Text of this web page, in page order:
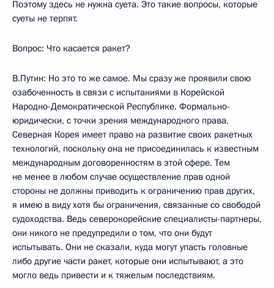
Поэтому здесь не нужна суета. Это такие вопросы, которые
суеты не терпят.
Вопрос: Что касается ракет?
В.Путин: Но это то же самое. Мы сразу же проявили свою
озабоченность в связи с испытаниями в Корейской
Народно-Демократической Республике. Формально-
юридически, с точки зрения международного права,
Северная Корея имеет право на развитие своих ракетных
технологий, поскольку она не присоединилась к известным
международным договоренностям в этой сфере. Тем
не менее в любом случае осуществление прав одной
стороны не должны приводить к ограничению прав других,
я имею в виду хотя бы ограничения, связанные со свободой
судоходства. Ведь северокорейские специалисты-партнеры,
они никого не предупредили о том, что они будут
испытывать. Они не сказали, куда могут упасть головные
либо другие части ракет, которые они испытывают, а это
могло ведь привести и к тяжелым последствиям.